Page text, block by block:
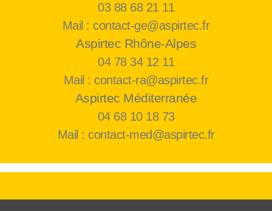
03 88 68 21 11
Mail : contact-ge@aspirtec.fr
Aspirtec Rhône-Alpes
04 78 34 12 11
Mail : contact-ra@aspirtec.fr
Aspirtec Méditerranée
04 68 10 18 73
Mail : contact-med@aspirtec.fr